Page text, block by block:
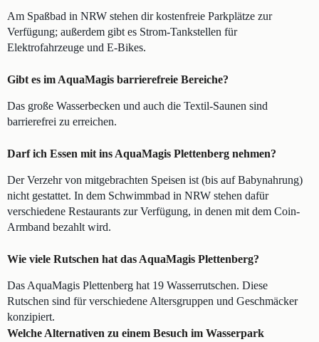
Am Spaßbad in NRW stehen dir kostenfreie Parkplätze zur
Verfügung; außerdem gibt es Strom-Tankstellen für
Elektrofahrzeuge und E-Bikes.
Gibt es im AquaMagis barrierefreie Bereiche?
Das große Wasserbecken und auch die Textil-Saunen sind
barrierefrei zu erreichen.
Darf ich Essen mit ins AquaMagis Plettenberg nehmen?
Der Verzehr von mitgebrachten Speisen ist (bis auf Babynahrung)
nicht gestattet. In dem Schwimmbad in NRW stehen dafür
verschiedene Restaurants zur Verfügung, in denen mit dem Coin-
Armband bezahlt wird.
Wie viele Rutschen hat das AquaMagis Plettenberg?
Das AquaMagis Plettenberg hat 19 Wasserrutschen. Diese
Rutschen sind für verschiedene Altersgruppen und Geschmäcker
konzipiert.
Welche Alternativen zu einem Besuch im Wasserpark